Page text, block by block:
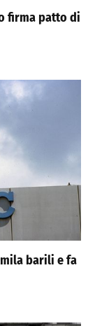
firma patto di
barili e fa